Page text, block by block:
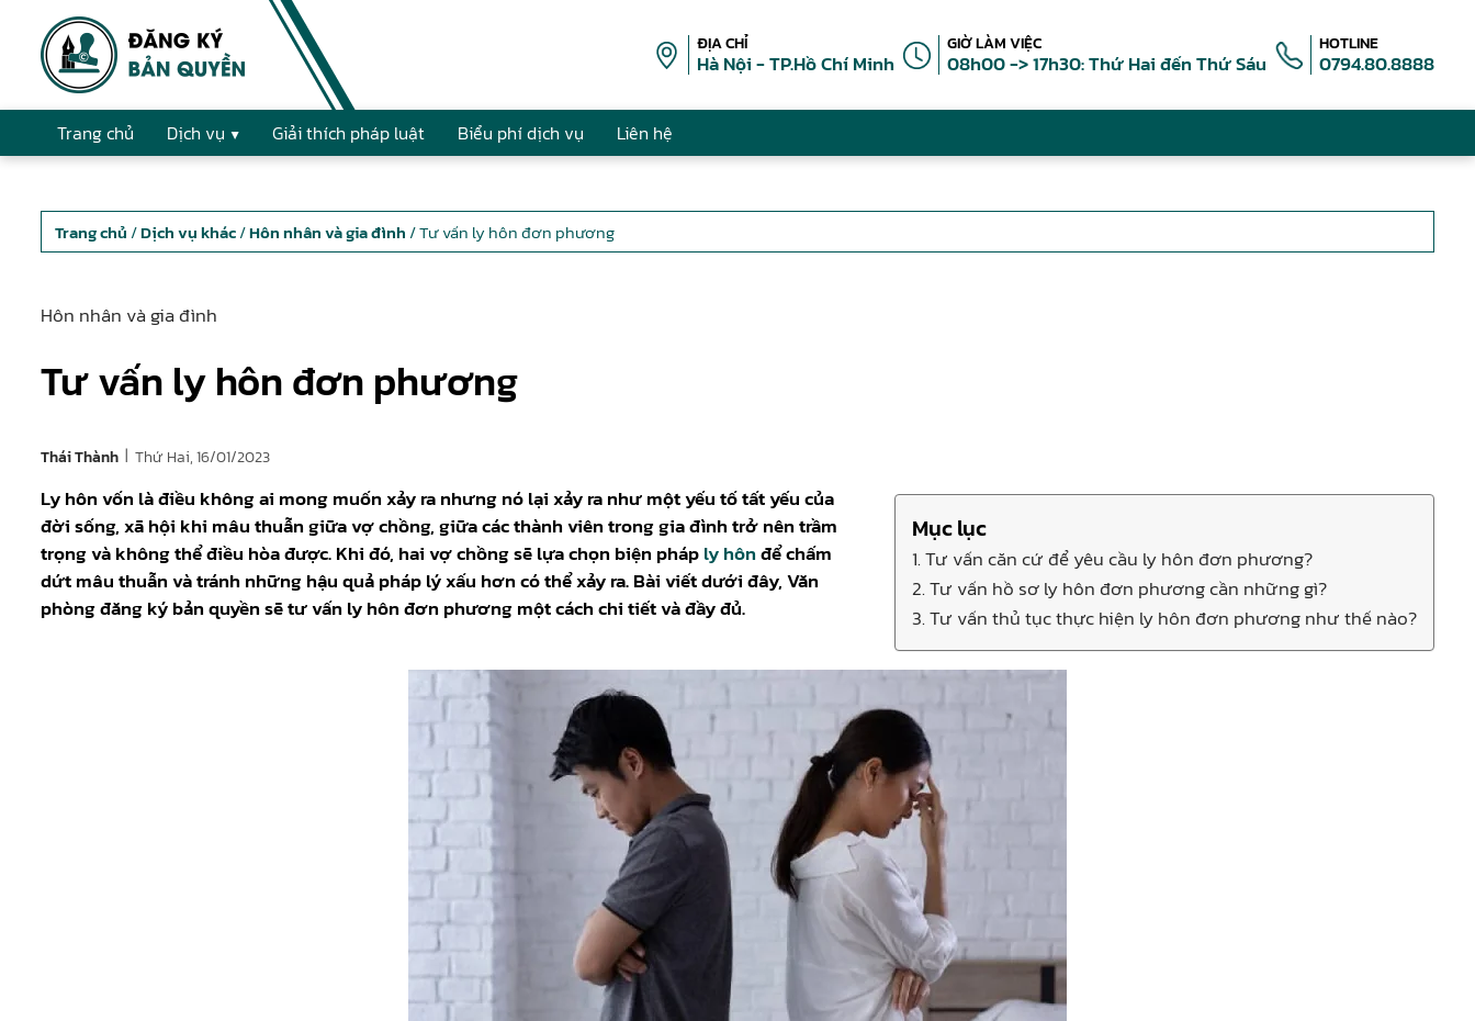
ĐỊA CHỈ
Hà Nội - TP.Hồ Chí Minh
GIỜ LÀM VIỆC
08h00 -> 17h30: Thứ Hai đến Thứ Sáu
HOTLINE
0794.80.8888
Trang chủ Dịch vụ Giải thích pháp luật Biểu phí dịch vụ Liên hệ
Trang chủ /Dịch vụ khác/Hôn nhân và gia đình / Tư vấn ly hôn đơn phương
Hôn nhân và gia đình
Tư vấn ly hôn đơn phương
Thái Thành | Thứ Hai, 16/01/2023
Mục lục
1. Tư vấn căn cứ để yêu cầu ly hôn đơn phương?
2. Tư vấn hồ sơ ly hôn đơn phương cần những gì?
3. Tư vấn thủ tục thực hiện ly hôn đơn phương như thế nào?
Ly hôn vốn là điều không ai mong muốn xảy ra nhưng nó lại xảy ra như một yếu tố tất yếu của
đời sống, xã hội khi mâu thuẫn giữa vợ chồng, giữa các thành viên trong gia đình trở nên trầm
trọng và không thể điều hòa được. Khi đó, hai vợ chồng sẽ lựa chọn biện pháply hônđể chấm
dứt mâu thuẫn và tránh những hậu quả pháp lý xấu hơn có thể xảy ra. Bài viết dưới đây, Văn
phòng đăng ký bản quyền sẽ tư vấn ly hôn đơn phương một cách chi tiết và đầy đủ.